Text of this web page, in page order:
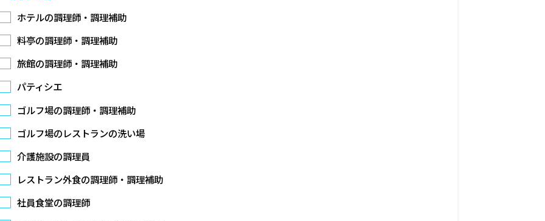
ホテルの調理師・調理補助
料亭の調理師・調理補助
旅館の調理師・調理補助
パティシエ
ゴルフ場の調理師・調理補助
ゴルフ場のレストランの洗い場
介護施設の調理員
レストラン外食の調理師・調理補助
社員食堂の調理師